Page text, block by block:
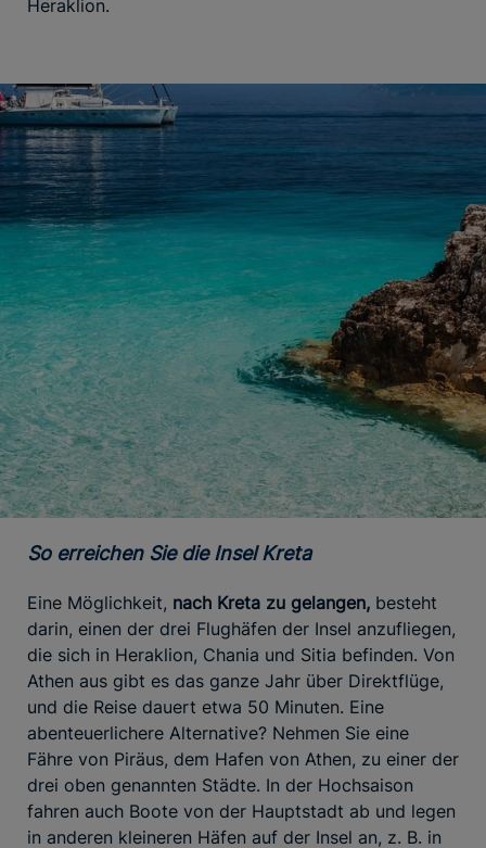
Heraklion.
So erreichen Sie die Insel Kreta
Eine Möglichkeit, nach Kreta zu gelangen, besteht
darin, einen der drei Flughäfen der Insel anzufliegen,
die sich in Heraklion, Chania und Sitia befinden. Von
Athen aus gibt es das ganze Jahr über Direktflüge,
und die Reise dauert etwa 50 Minuten. Eine
abenteuerlichere Alternative? Nehmen Sie eine
Fähre von Piräus, dem Hafen von Athen, zu einer der
drei oben genannten Städte. In der Hochsaison
fahren auch Boote von der Hauptstadt ab und legen
in anderen kleineren Häfen auf der Insel an, z. B. in